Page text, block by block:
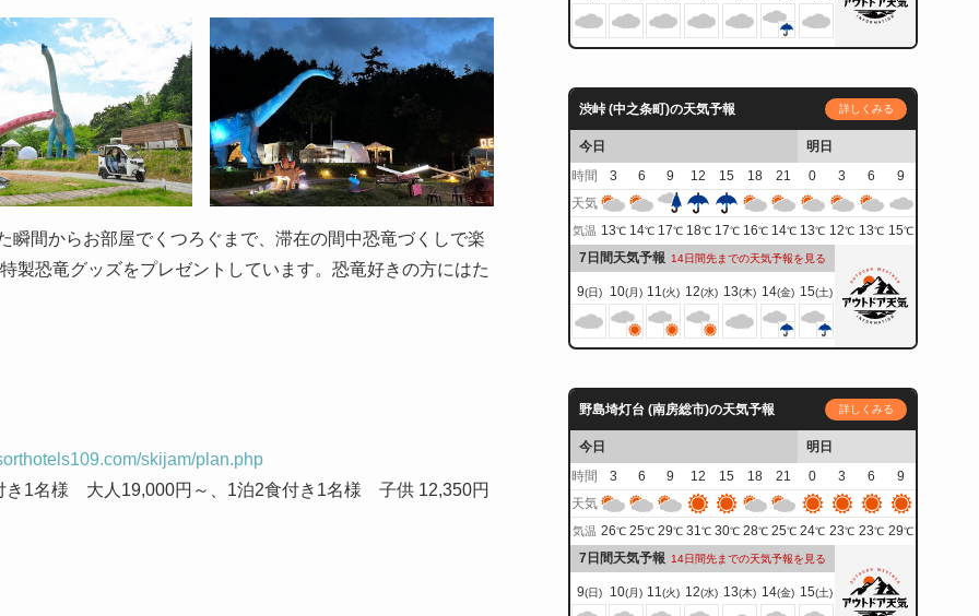
瞬間からお部屋でくつろぐまで、滞在の間中恐竜づくしで楽
製恐竜グッズをプレゼントしています。恐竜好きの方にはた
skijam/plan.php
1名様 大人19,000円～、1泊2食付き1名様 子供 12,350円
渋峠 (中之条町)の天気予報 詳しくみる
今日
明日
時間
3 6 9 12 15 18 21 0 3 6
9
天気
気温 13℃ 14℃ 17℃ 18℃ 17℃ 16℃ 14℃ 13℃ 12℃ 13℃ 15℃
7日間天気予報 14日間先までの天気予報を見る
9(日) 10(月) 11(火) 12(水) 13(木) 14(金) 15(土)
野島埼灯台 (南房総市)の天気予報 詳しくみる
今日
明日
時間
3 6 9 12 15 18 21 0 3 6
9
天気
気温 26℃ 25℃ 29℃ 31℃ 30℃ 28℃ 25℃ 24℃ 23℃ 23℃ 29℃
7日間天気予報 14日間先までの天気予報を見る
9(日) 10(月) 11(火) 12(水) 13(木) 14(金) 15(土)